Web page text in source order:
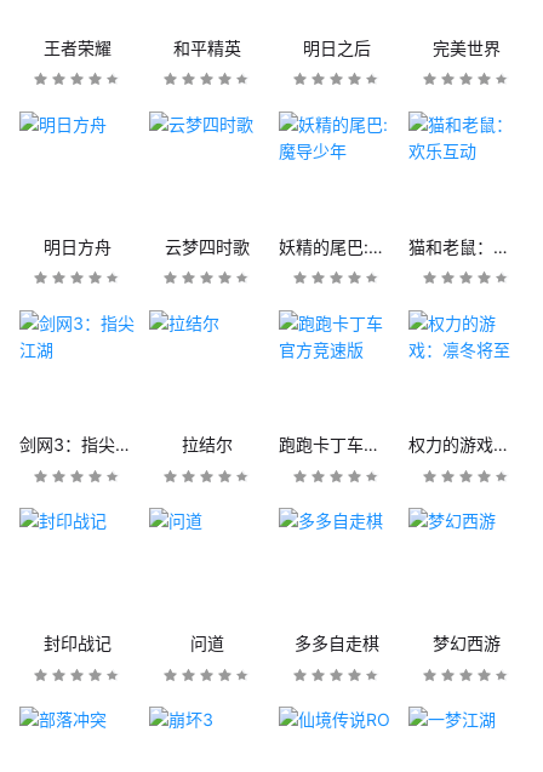
王者荣耀 和平精英 明日之后 完美世界
明日方舟 云梦四时歌 妖精的尾巴:魔导少年 猫和老鼠：欢乐互动
剑网3：指尖江湖 拉结尔 跑跑卡丁车官方竞速版 权力的游戏：凛冬将至
封印战记 问道 多多自走棋 梦幻西游